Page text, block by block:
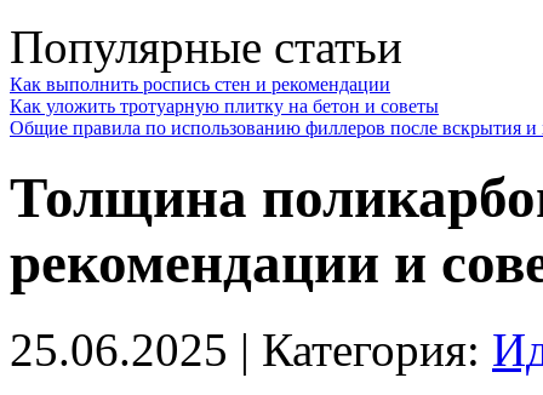
Популярные статьи
Как выполнить роспись стен и рекомендации
Как уложить тротуарную плитку на бетон и советы
Общие правила по использованию филлеров после вскрытия и
Толщина
рекомендации и
25.06.2025 | Категория: